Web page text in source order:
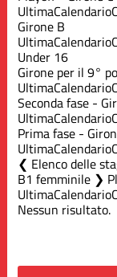
UltimaCalendario
Girone B
UltimaCalendario
Under 16
Girone per il 9°
UltimaCalendario
Seconda fase -
UltimaCalendario
Prima fase -
UltimaCalendario
Elenco delle
B1 femminile ❯
UltimaCalendario
Nessun risultato.